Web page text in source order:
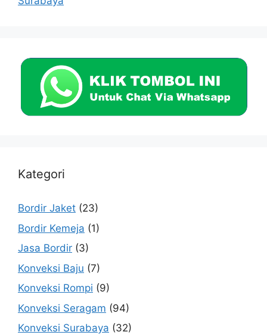
Kategori
Bordir Jaket (23)
Bordir Kemeja (1)
Jasa Bordir (3)
Konveksi Baju (7)
Konveksi Rompi (9)
Konveksi Seragam (94)
Konveksi Surabaya (32)